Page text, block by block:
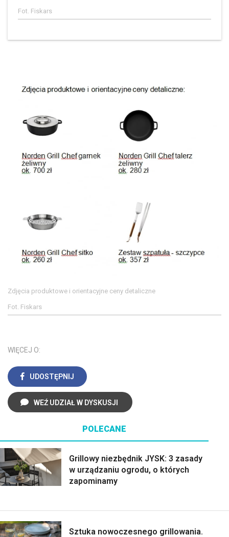
Fot. Fiskars
Zdjęcia produktowe i orientacyjne ceny detaliczne
Fot. Fiskars
WIĘCEJ O:
UDOSTĘPNIJ
WEŹ UDZIAŁ W DYSKUSJI
POLECANE
Grillowy niezbędnik JYSK: 3 zasady
w urządzaniu ogrodu, o których
zapominamy
Sztuka nowoczesnego grillowania.